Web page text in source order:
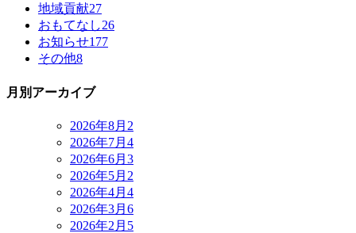
地域貢献27
おもてなし26
お知らせ177
その他8
月別アーカイブ
2026年8月 2
2026年7月 4
2026年6月 3
2026年5月 2
2026年4月 4
2026年3月 6
2026年2月 5